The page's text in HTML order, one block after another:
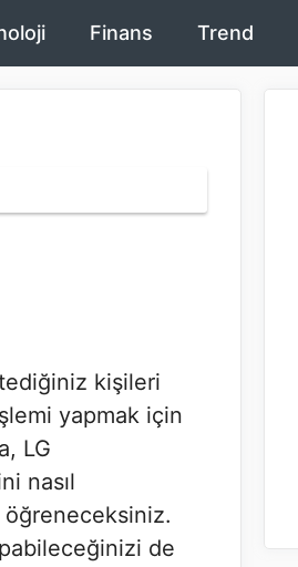
Finans Trend
kişileri
yapmak için
LG
nasıl
de